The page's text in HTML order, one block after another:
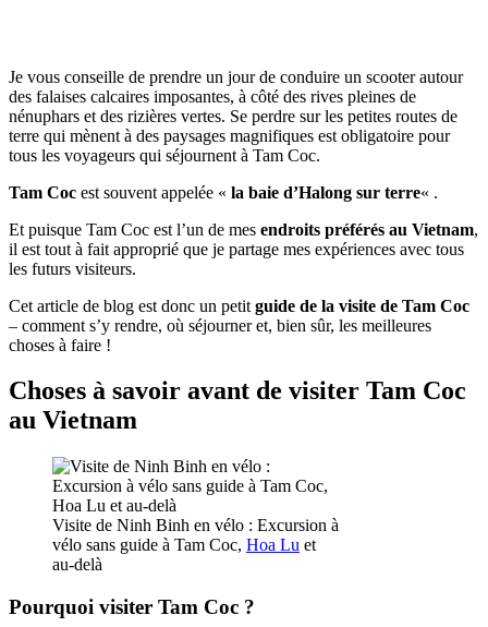
Je vous conseille de prendre un jour de conduire un scooter autour
des falaises calcaires imposantes, à côté des rives pleines de
nénuphars et des rizières vertes. Se perdre sur les petites routes de
terre qui mènent à des paysages magnifiques est obligatoire pour
tous les voyageurs qui séjournent à Tam Coc.
Tam Coc est souvent appelée « la baie d’Halong sur terre« .
Et puisque Tam Coc est l’un de mes endroits préférés au Vietnam,
il est tout à fait approprié que je partage mes expériences avec tous
les futurs visiteurs.
Cet article de blog est donc un petit guide de la visite de Tam Coc
– comment s’y rendre, où séjourner et, bien sûr, les meilleures
choses à faire !
Choses à savoir avant de visiter Tam Coc
au Vietnam
Visite de Ninh Binh en vélo : Excursion à
vélo sans guide à Tam Coc, Hoa Lu et
au-delà
Pourquoi visiter Tam Coc ?